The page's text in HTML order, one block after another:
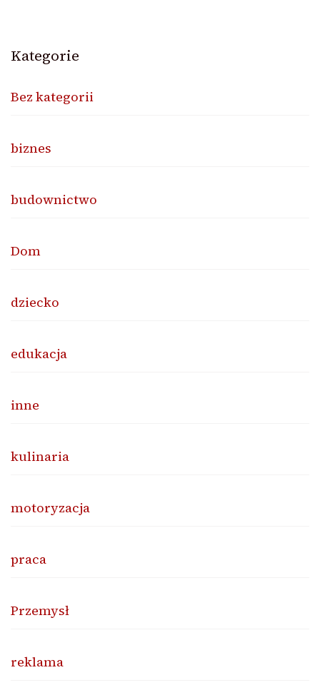
Kategorie
Bez kategorii
biznes
budownictwo
Dom
dziecko
edukacja
inne
kulinaria
motoryzacja
praca
Przemysł
reklama